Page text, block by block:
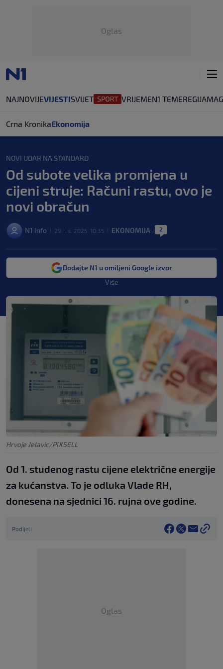
Oglas
NAJNOVIJEVIJESTISVIJET VRIJEMEN1 TEMEREGIJA
Crna KronikaEkonomija
NOVI UDAR NA STANDARD
Od subote velika promjena u
cijeni struje: Računi rastu, ovo je
novi obračun
N1 Info 29. lis. 2025. 10:35 EKONOMIJA 2
Dodajte N1 u omiljeni Google izvor
Više
Hrvoje Jelavic/PIXSELL
Od 1. studenog rastu cijene električne energije
za kućanstva. To je odluka Vlade RH,
donesena na sjednici 16. rujna ove godine.
Podijeli
Oglas